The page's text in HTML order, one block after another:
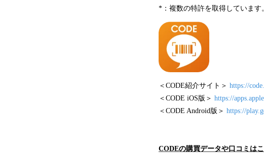
*：複数の特許を取得しています
＜CODE紹介サイト＞ https://
＜CODE iOS版＞ https://
＜CODE Android版＞ https://
CODEの購買データや口コミは